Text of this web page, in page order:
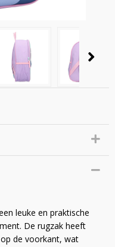
leuke en praktische
De rugzak heeft
de voorkant, wat